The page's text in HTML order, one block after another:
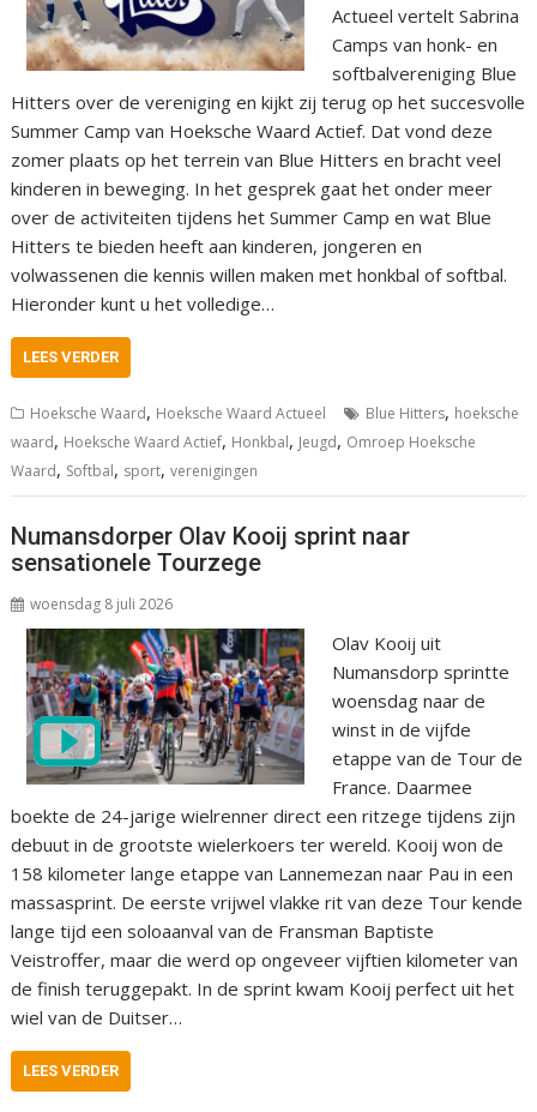
Actueel vertelt Sabrina
Camps van honk- en
softbalvereniging Blue
Hitters over de vereniging en kijkt zij terug op het succesvolle
Summer Camp van Hoeksche Waard Actief. Dat vond deze
zomer plaats op het terrein van Blue Hitters en bracht veel
kinderen in beweging. In het gesprek gaat het onder meer
over de activiteiten tijdens het Summer Camp en wat Blue
Hitters te bieden heeft aan kinderen, jongeren en
volwassenen die kennis willen maken met honkbal of softbal.
Hieronder kunt u het volledige…
LEES VERDER
Hoeksche Waard, Hoeksche Waard Actueel Blue Hitters, hoeksche
waard, Hoeksche Waard Actief, Honkbal, Jeugd, Omroep Hoeksche
Waard, Softbal, sport,verenigingen
Numansdorper Olav Kooij sprint naar
sensationele Tourzege
woensdag 8 juli 2026
Olav Kooij uit
Numansdorp sprintte
woensdag naar de
winst in de vijfde
etappe van de Tour de
France. Daarmee
boekte de 24-jarige wielrenner direct een ritzege tijdens zijn
debuut in de grootste wielerkoers ter wereld. Kooij won de
158 kilometer lange etappe van Lannemezan naar Pau in een
massasprint. De eerste vrijwel vlakke rit van deze Tour kende
lange tijd een soloaanval van de Fransman Baptiste
Veistroffer, maar die werd op ongeveer vijftien kilometer van
de finish teruggepakt. In de sprint kwam Kooij perfect uit het
wiel van de Duitser…
LEES VERDER